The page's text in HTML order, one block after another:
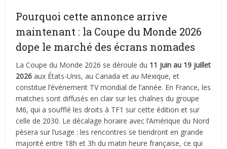
Pourquoi cette annonce arrive
maintenant : la Coupe du Monde 2026
dope le marché des écrans nomades
La Coupe du Monde 2026 se déroule du 11 juin au 19 juillet
2026 aux États-Unis, au Canada et au Mexique, et
constitue l’événement TV mondial de l’année. En France, les
matches sont diffusés en clair sur les chaînes du groupe
M6, qui a soufflé les droits à TF1 sur cette édition et sur
celle de 2030. Le décalage horaire avec l’Amérique du Nord
pèsera sur l’usage : les rencontres se tiendront en grande
majorité entre 18h et 3h du matin heure française, ce qui